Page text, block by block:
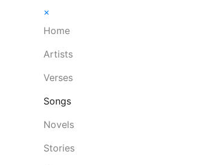
×
Home
Artists
Verses
Songs
Novels
Stories